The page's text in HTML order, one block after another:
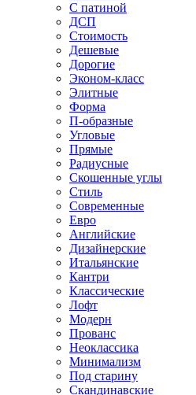
С патиной
ДСП
Стоимость
Дешевые
Дорогие
Эконом-класс
Элитные
Форма
П-образные
Угловые
Прямые
Радиусные
Скошенные углы
Стиль
Современные
Евро
Английские
Дизайнерские
Итальянские
Кантри
Классические
Лофт
Модерн
Прованс
Неоклассика
Минимализм
Под старину
Скандинавские